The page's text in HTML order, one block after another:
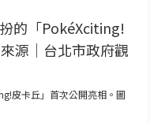
皮卡丘」首次公開亮相。圖